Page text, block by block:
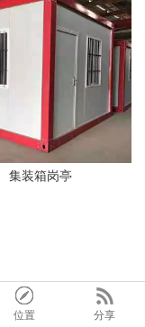
集装箱岗亭
位置 分享